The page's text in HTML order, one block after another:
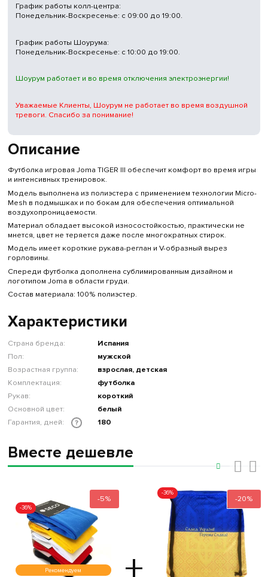
Описание
Футболка игровая Joma TIGER III обеспечит комфорт во время игры
и интенсивных тренировок.
Модель выполнена из полиэстера с применением технологии Micro-
Mesh в подмышках и по бокам для обеспечения оптимальной
воздухопроницаемости.
Материал обладает высокой износостойкостью, практически не
мнется, цвет не теряется даже после многократных стирок.
Модель имеет короткие рукава-реглан и V-образный вырез
горловины.
Спереди футболка дополнена сублимированным дизайном и
логотипом Joma в области груди.
Состав материала: 100% полиэстер.
Характеристики
Страна бренда:
Испания
Пол:
мужской
Возрастная группа:
взрослая, детская
Комплектация:
футболка
Рукав:
короткий
Основной цвет:
белый
Гарантия, дней:
? 180
График работы колл-центра:
Понедельник-Воскресенье: с 09:00 до 19:00.
График работы Шоурума:
Понедельник-Воскресенье: с 10:00 до 19:00.
Шоурум работает и во время отключения электроэнергии!
Уважаемые Клиенты, Шоурум не работает во время воздушной
тревоги. Спасибо за понимание!
Вместе дешевле
-5%
Рекомендуем
-36%
-20%
-36%